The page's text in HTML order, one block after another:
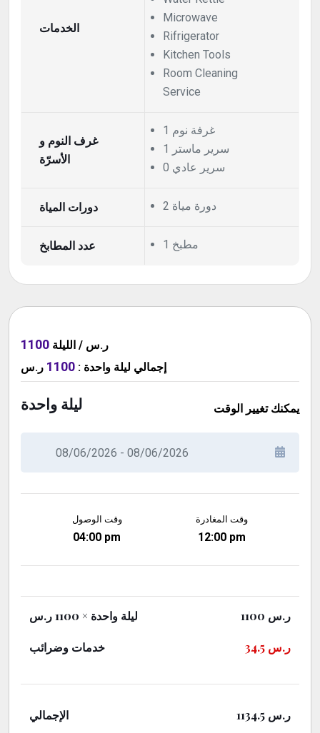
الخدمات
Microwave
Rifrigerator
Kitchen Tools
Room Cleaning
Service
غرف النوم و
الأسرّة
1 غرفة نوم
1 سرير ماستر
0 سرير عادي
دورات المياة 2 دورة مياة
عدد المطابخ 1 مطبخ
1100 ر.س / الليلة
إجمالي ليلة واحدة :
1100 ر.س
ليلة واحدة يمكنك تغيير الوقت
وقت الوصول
04:00 pm
وقت المغادرة
12:00 pm
ليلة واحدة × 1100 ر.س 1100 ر.س
خدمات وضرائب 34.5 ر.س
الإجمالي 1134.5 ر.س